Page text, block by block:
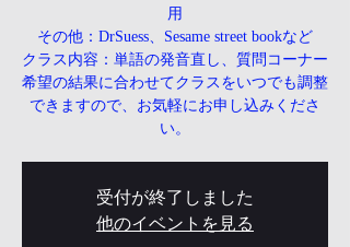
用
その他：DrSuess、Sesame street bookなど
クラス内容：単語の発音直し、質問コーナー
希望の結果に合わせてクラスをいつでも調整
できますので、お気軽にお申し込みくださ
い。
受付が終了しました
他のイベントを見る